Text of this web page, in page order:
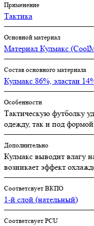
Применение
Тактика
Основной материал
Материал Кулмакс
Состав основного материала
Кулмакс 86%, эластан
Особенности
Тактическую футболку
одежду, так и под формой
Дополнительно
Кулмакс выводит влагу
возникает эффект
Соответсвует ВКПО
1-й слой (нательный)
Соответсвует PCU